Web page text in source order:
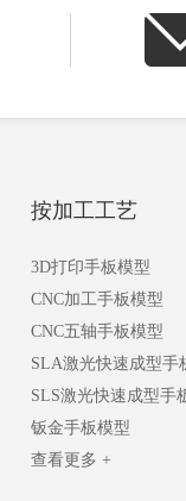
按加工工艺
3D打印手板模型
CNC加工手板模型
CNC五轴手板模型
SLA激光快速成型手
SLS激光快速成型手
钣金手板模型
查看更多 +